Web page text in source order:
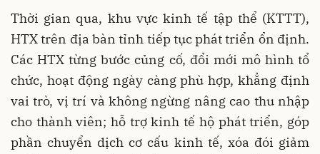
Thời gian qua, khu vực kinh tế tập thể (KTTT),
HTX trên địa bàn tỉnh tiếp tục phát triển ổn định.
Các HTX từng bước củng cố, đổi mới mô hình tổ
chức, hoạt động ngày càng phù hợp, khẳng định
vai trò, vị trí và không ngừng nâng cao thu nhập
cho thành viên; hỗ trợ kinh tế hộ phát triển, góp
phần chuyển dịch cơ cấu kinh tế, xóa đói giảm